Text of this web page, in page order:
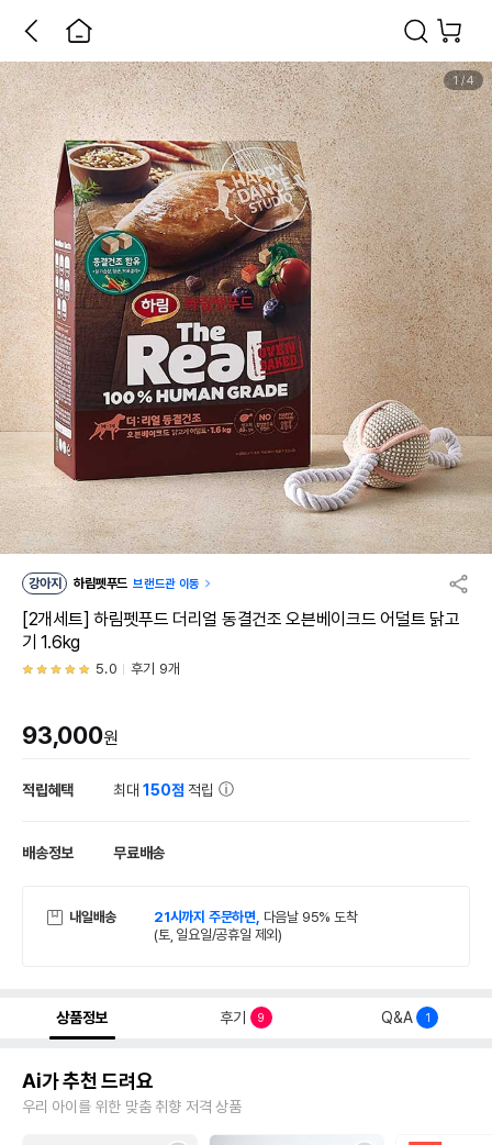
1/4
강아지 하림펫푸드 브랜드관 이동
[2개세트] 하림펫푸드 더리얼 동결건조 오븐베이크드 어덜트 닭고
기 1.6kg
5.0 후기 9개
93,000원
적립혜택 최대150점 적립
배송정보 무료배송
내일배송 21시까지 주문하면, 다음날 95% 도착
(토, 일요일/공휴일 제외)
상품정보 후기 9 Q&A 1
Ai가 추천 드려요
우리 아이를 위한 맞춤 취향 저격 상품